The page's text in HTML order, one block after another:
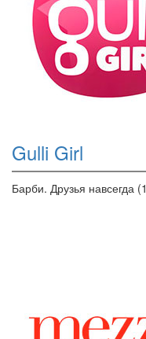
Gulli Girl
Барби. Друзья навсегда